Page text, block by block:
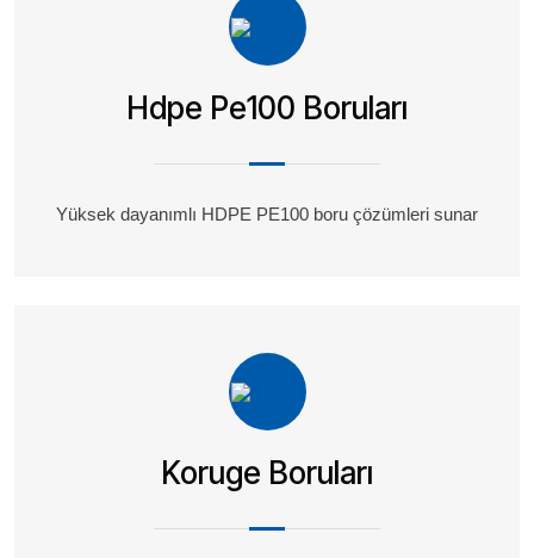
Hdpe Pe100 Boruları
Yüksek dayanımlı HDPE PE100 boru çözümleri sunar
Koruge Boruları